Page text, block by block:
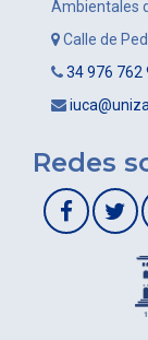
Ambientales
Calle de
34 976 762
Redes